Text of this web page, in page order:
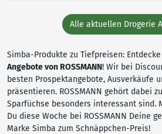
Alle aktuellen Drogerie
Simba-Produkte zu Tiefpreisen:
Angebote von ROSSMANN! Wir bei
besten Prospektangebote, Ausverkäufe
präsentieren. ROSSMANN gehört dabei
Sparfüchse besonders interessant sind.
Du diese Woche bei ROSSMANN Deine
Marke Simba zum Schnäppchen-Preis!